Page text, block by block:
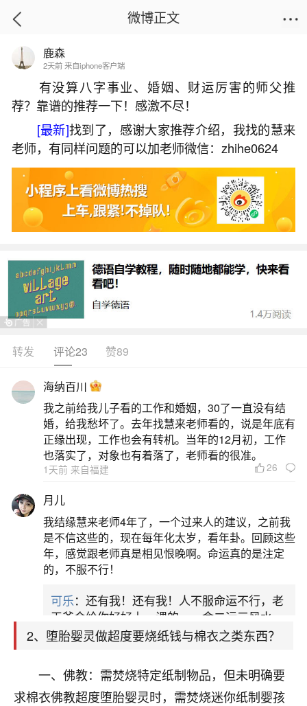
首页
婴灵超度准备什么？
2026-05-31 14:48:31 18 7 赞
生活中像婴灵超度准备什么？都是很常见的问
题，但是小问题不注意可能会引起大麻烦，下面就
这个问题给大家做一些解读：
1、坠胎婴儿超度用品有哪些
一、佛教超度用品牌位供奉需书写「婴灵莲
位」或「水子灵位」，注明堕胎时间（若记得）。
牌位材质以黄纸、红纸或木质为主。供品饮食：清
水、牛奶、蜂蜜、素点心（忌荤腥）。衣物：迷你
纸制婴孩衣物、鞋帽（需焚烧）。玩具：纸质玩
具、风车等象征性物品。宗教物品《地藏经》或
《往生咒》经文抄写/诵读。往生莲位（寺庙供奉用
2、堕胎婴灵做超度要烧纸钱与棉衣之类东西？
一、佛教：需焚烧特定纸制物品，但未明确要
求棉衣佛教超度堕胎婴灵时，需焚烧迷你纸制婴孩
微博正文
鹿森
2天前 来自iphone客户端
有没算八字事业、婚姻、财运厉害的师父推
荐？靠谱的推荐一下！感激不尽！
[最新]找到了，感谢大家推荐介绍，我找的慧来
老师，有同样问题的可以加老师微信：zhihe0624
转发 评论23 赞89
海纳百川
我之前给我儿子看的工作和婚姻，30了一直没有结
婚，给我愁坏了。去年找慧来老师看的，说是年底有
正缘出现，工作也会有转机。当年的12月初，工作
也落实了，对象也有着落了，老师看的很准。
1天前 来自福建 26
月儿
我结缘慧来老师4年了，一个过来人的建议，之前我
是不信这些的，现在每年化太岁，看年卦。回顾这些
年，感觉跟老师真是相见恨晚啊。命运真的是注定
的，不服不行！
可乐：还有我！还有我！人不服命运不行，老
天爷会给你好好上一课的。一命二运三风水，
哪样不服都不行！
卦，认识老师3年了，都是缘分啊！
17分钟前 来自湖北 19